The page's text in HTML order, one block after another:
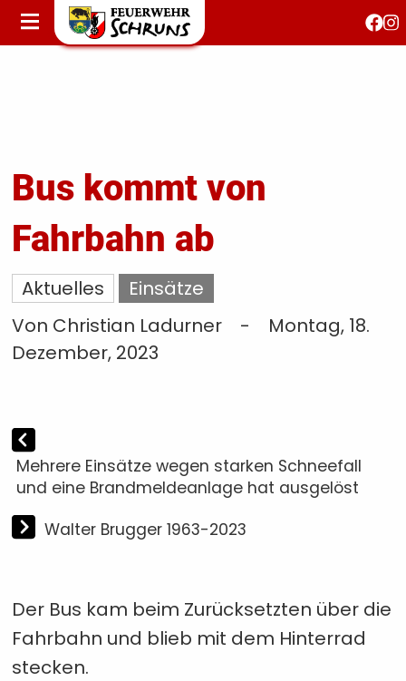
STARTSEITE
AKTUELLES
Bus kommt von
Fahrbahn ab
Aktuelles
Einsätze
Von Christian Ladurner
-
Montag, 18.
Dezember, 2023
Mehrere Einsätze wegen starken Schneefall
und eine Brandmeldeanlage hat ausgelöst
Walter Brugger 1963-2023
Der Bus kam beim Zurücksetzten über die
Fahrbahn und blieb mit dem Hinterrad
stecken.